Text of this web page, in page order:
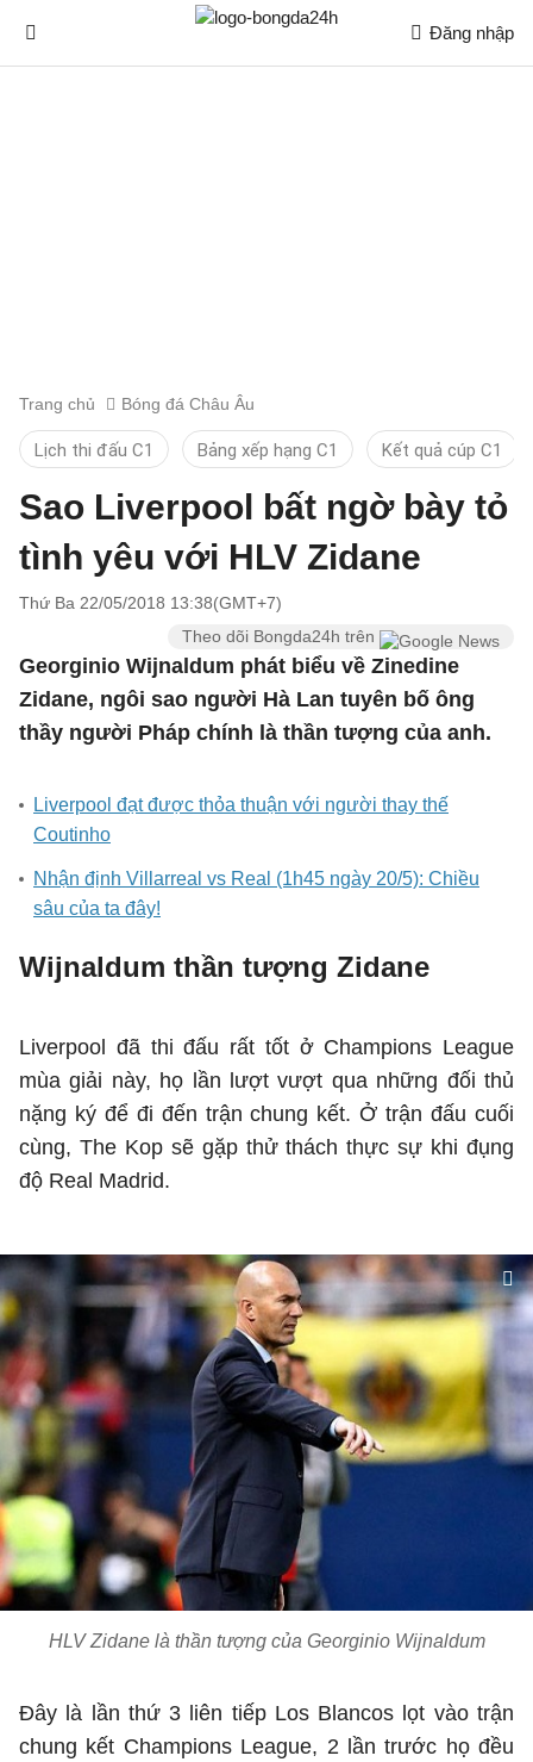
Đăng nhập
Trang chủ Bóng đá Châu Âu
Lịch thi đấu C1 Bảng xếp hạng C1 Kết quả cúp C1
Sao Liverpool bất ngờ bày tỏ
tình yêu với HLV Zidane
Thứ Ba 22/05/2018 13:38(GMT+7)
Theo dõi Bongda24h trên
Georginio Wijnaldum phát biểu về Zinedine
Zidane, ngôi sao người Hà Lan tuyên bố ông
thầy người Pháp chính là thần tượng của anh.
Liverpool đạt được thỏa thuận với người thay thế
Coutinho
Nhận định Villarreal vs Real (1h45 ngày 20/5): Chiều
sâu của ta đây!
Wijnaldum thần tượng Zidane
Liverpool đã thi đấu rất tốt ở Champions League
mùa giải này, họ lần lượt vượt qua những đối thủ
nặng ký để đi đến trận chung kết. Ở trận đấu cuối
cùng, The Kop sẽ gặp thử thách thực sự khi đụng
độ Real Madrid.
HLV Zidane là thần tượng của Georginio Wijnaldum
Đây là lần thứ 3 liên tiếp Los Blancos lọt vào trận
chung kết Champions League, 2 lần trước họ đều